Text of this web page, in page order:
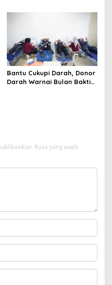
Bantu Cukupi Darah, Donor
Darah Warnai Bulan Bakti
Ruas yang wajib